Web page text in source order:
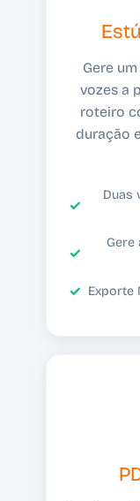
Gere
vozes a
roteiro
duração
Duas
Exporte